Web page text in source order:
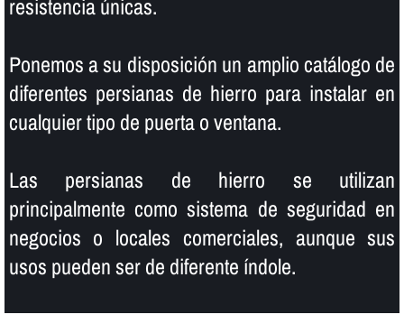
resistencia únicas.
Ponemos a su disposición un amplio catálogo de
diferentes persianas de hierro para instalar en
cualquier tipo de puerta o ventana.
Las persianas de hierro se utilizan
principalmente como sistema de seguridad en
negocios o locales comerciales, aunque sus
usos pueden ser de diferente í­ndole.